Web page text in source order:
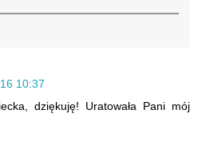
10:37
dziękuję! Uratowała Pani mój